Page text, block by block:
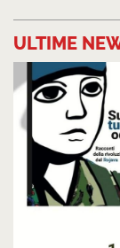
ULTIME